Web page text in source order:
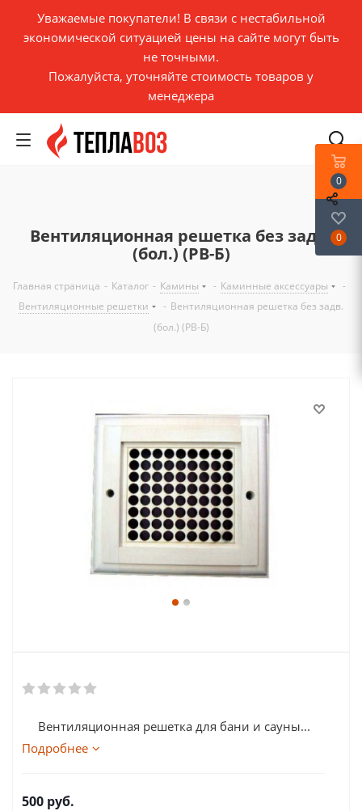
Уважаемые покупатели! В связи с нестабильной
экономической ситуацией цены на сайте могут быть
не точными.
Пожалуйста, уточняйте стоимость товаров у
менеджера
Вентиляционная решетка без задв.
(бол.) (РВ-Б)
Главная страница - Каталог - Камины - Каминные аксессуары
-
Вентиляционные решетки
- Вентиляционная решетка без задв.
(бол.) (РВ-Б)
Вентиляционная решетка для бани и сауны...
Подробнее
500 руб.
0
0